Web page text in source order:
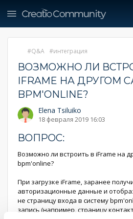
Q&A интеграция
ВОЗМОЖНО ЛИ
IFRAME НА ДРУГОМ
BPM'ONLINE?
Elena Tsiluiko
18 февраля 2019 16:03
ВОПРОС:
Возможно ли встроить в iFrame на
bpm'online?
При загрузке iFrame, заранее
авторизационные данные и
не страницу входа в систему
запись (например, страницу